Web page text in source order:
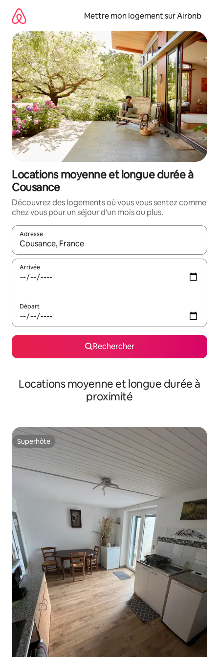
directement
contenu
Mettre mon logement sur Airbnb
Locations moyenne et longue durée à
Cousance
Découvrez des logements où vous vous sentez comme
chez vous pour un séjour d'un mois ou plus.
Adresse
Lorsque les résultats s'affichent, utilisez les flèches vers le
Arrivée
Départ
Rechercher
Locations moyenne et longue durée à
proximité
Superhôte
Superhôte